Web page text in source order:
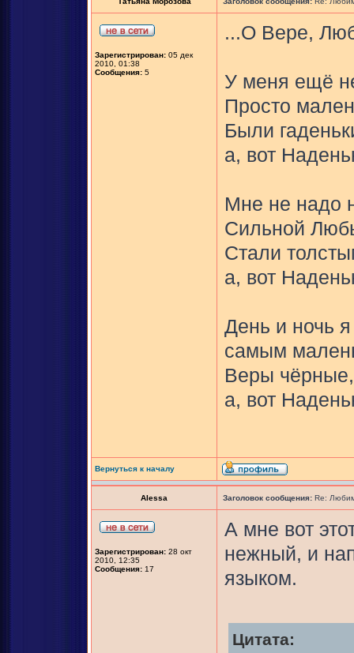
Зарегистрирован: 05 дек
2010, 01:38
Сообщения: 5
...О Вере,
У меня ещё
Просто
Были
а, вот
Мне не надо
Сильной
Стали
а, вот
День и ночь
самым
Веры
а, вот
Вернуться к началу
Alessa Заголовок сообщения: Re:
Зарегистрирован: 28 окт
2010, 12:35
Сообщения: 17
А мне вот
нежный, и
языком.
Цитата: